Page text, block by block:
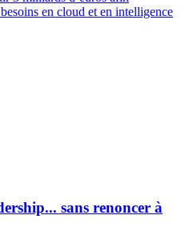
en cloud et en intelligence
sans renoncer à